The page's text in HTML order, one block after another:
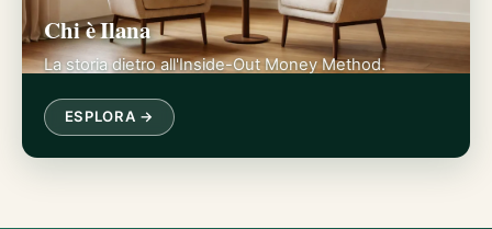
Chi è Ilana
La storia dietro all'Inside-Out Money Method.
ESPLORA →